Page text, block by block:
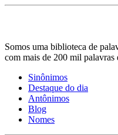
Somos uma biblioteca de
com mais de 200 mil palavras
Sinônimos
Destaque do dia
Antônimos
Blog
Nomes